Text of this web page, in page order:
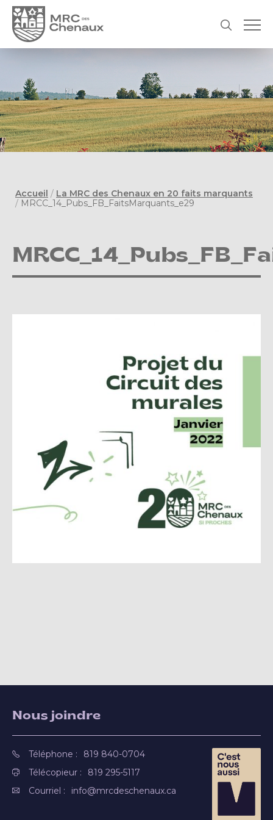
Accueil / La MRC des Chenaux en 20 faits marquants
/ MRCC_14_Pubs_FB_FaitsMarquants_e29
Nous joindre
Téléphone :
819 840-0704
Télécopieur :
819 295-5117
Courriel :
info@mrcdeschenaux.ca